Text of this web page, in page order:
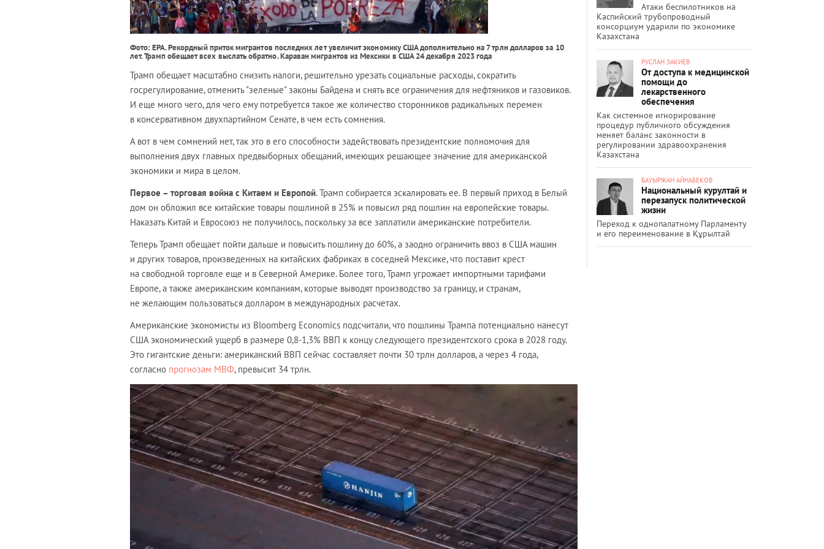
Фото: EPA.Рекордный приток мигрантов последних лет увеличит экономику США дополнительно на 7 трлн долларов за 10
лет. Трамп обещает всех выслать обратно. Караван мигрантов из Мексики в США 24 декабря 2023 года
Трамп обещает масштабно снизить налоги, решительно урезать социальные расходы, сократить
госрегулирование, отменить "зеленые" законы Байдена и снять все ограничения для нефтяников и газовиков.
И еще много чего, для чего ему потребуется такое же количество сторонников радикальных перемен
в консервативном двухпартийном Сенате, в чем есть сомнения.
А вот в чем сомнений нет, так это в его способности задействовать президентские полномочия для
выполнения двух главных предвыборных обещаний, имеющих решающее значение для американской
экономики и мира в целом.
Первое – торговая война с Китаем и Европой. Трамп собирается эскалировать ее. В первый приход в Белый
дом он обложил все китайские товары пошлиной в 25% и повысил ряд пошлин на европейские товары.
Наказать Китай и Евросоюз не получилось, поскольку за все заплатили американские потребители.
Теперь Трамп обещает пойти дальше и повысить пошлину до 60%, а заодно ограничить ввоз в США машин
и других товаров, произведенных на китайских фабриках в соседней Мексике, что поставит крест
на свободной торговле еще и в Северной Америке. Более того, Трамп угрожает импортными тарифами
Европе, а также американским компаниям, которые выводят производство за границу, и странам,
не желающим пользоваться долларом в международных расчетах.
Американские экономисты из Bloomberg Economics подсчитали, что пошлины Трампа потенциально нанесут
США экономический ущерб в размере 0,8-1,3% ВВП к концу следующего президентского срока в 2028 году.
Это гигантские деньги: американский ВВП сейчас составляет почти 30 трлн долларов, а через 4 года,
согласно прогнозам МВФ, превысит 34 трлн.
Атаки беспилотников на
Каспийский трубопроводный
консорциум ударили по экономике
Казахстана
РУСЛАН ЗАКИЕВ
От доступа к медицинской
помощи до
лекарственного
обеспечения
Как системное игнорирование
процедур публичного обсуждения
меняет баланс законности в
регулировании здравоохранения
Казахстана
БАУЫРЖАН АЙНАБЕКОВ
Национальный курултай и
перезапуск политической
жизни
Переход к однопалатному Парламенту
и его переименование в Құрылтай